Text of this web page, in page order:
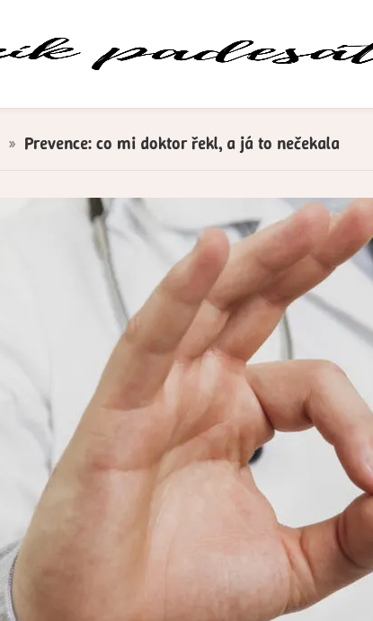
» Prevence: co mi doktor řekl, a já to nečekala